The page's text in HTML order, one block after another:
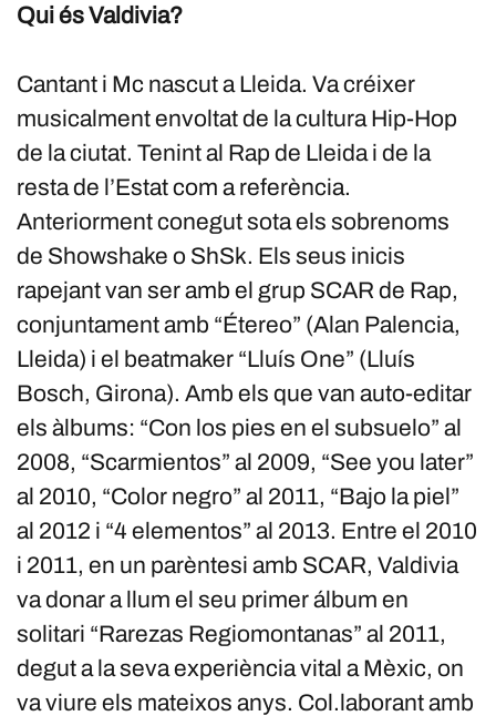
Qui és Valdivia?
Cantant i Mc nascut a Lleida. Va créixer
musicalment envoltat de la cultura Hip-Hop
de la ciutat. Tenint al Rap de Lleida i de la
resta de l’Estat com a referència.
Anteriorment conegut sota els sobrenoms
de Showshake o ShSk. Els seus inicis
rapejant van ser amb el grup SCAR de Rap,
conjuntament amb “Étereo” (Alan Palencia,
Lleida) i el beatmaker “Lluís One” (Lluís
Bosch, Girona). Amb els que van auto-editar
els àlbums: “Con los pies en el subsuelo” al
2008, “Scarmientos” al 2009, “See you later”
al 2010, “Color negro” al 2011, “Bajo la piel”
al 2012 i “4 elementos” al 2013. Entre el 2010
i 2011, en un parèntesi amb SCAR, Valdivia
va donar a llum el seu primer álbum en
solitari “Rarezas Regiomontanas” al 2011,
degut a la seva experiència vital a Mèxic, on
va viure els mateixos anys. Col.laborant amb